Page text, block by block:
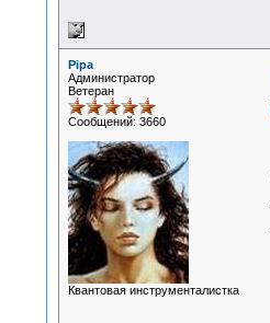
Pipa
Администратор
Ветеран
Сообщений: 3660
Квантовая инструменталистка